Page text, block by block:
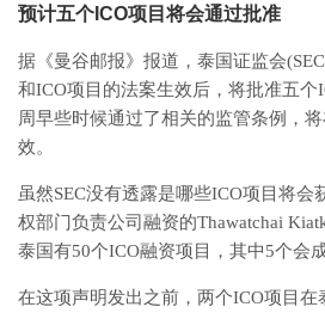
预计五个ICO项目将会通过批准
据《曼谷邮报》报道，泰国证监会
和ICO项目的法案生效后，将批准五个
周早些时候通过了相关的监管条例，
效。
虽然SEC没有透露是哪些ICO项目将会
权部门负责公司融资的Thawatchai
泰国有50个ICO融资项目，其中5个会
在这项声明发出之前，两个ICO项目在